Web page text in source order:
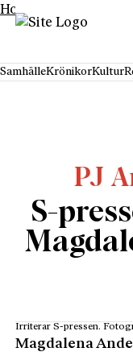
Hoppa till innehåll
SamhälleKrönikorKultur
PJ
S-
Irriterar S-pressen.
Magdalena